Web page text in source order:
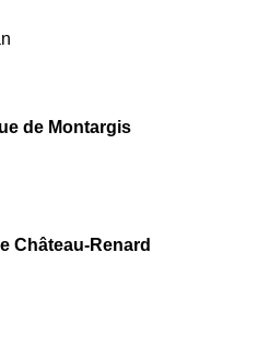
de Montargis
Château-Renard